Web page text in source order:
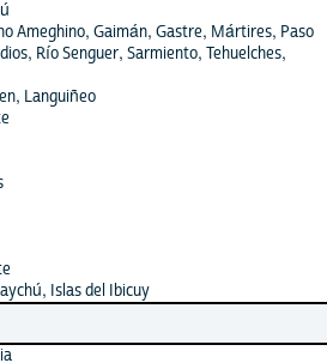
Ameghino, Gaimán, Gastre, Mártires, Paso
Río Senguer, Sarmiento, Tehuelches,
Languiñeo
Islas del Ibicuy